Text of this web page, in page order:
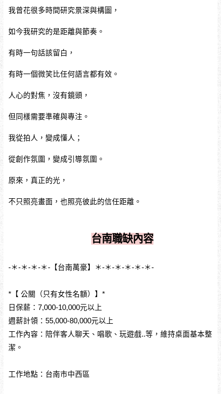
我曾花很多時間研究景深與構圖，
如今我研究的是距離與節奏。
有時一句話該留白，
有時一個微笑比任何語言都有效。
人心的對焦，沒有鏡頭，
但同樣需要準確與專注。
我從拍人，變成懂人；
從創作氛圍，變成引導氛圍。
原來，真正的光，
不只照亮畫面，也照亮彼此的信任距離。
台南職缺內容
-＊-＊-＊-＊-【台南萬豪】＊-＊-＊-＊-＊-＊-
*【 公關（只有女性名額）】*
日保薪：7,000-10,000元以上
週薪計領：55,000-80,000元以上
工作內容：陪伴客人聊天、唱歌、玩遊戲..等，維持桌面基本整
潔。
工作地點：台南市中西區